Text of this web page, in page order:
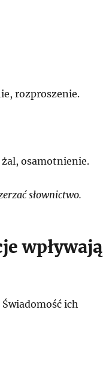
rozproszenie.
osamotnienie.
słownictwo.
wpływają
ich